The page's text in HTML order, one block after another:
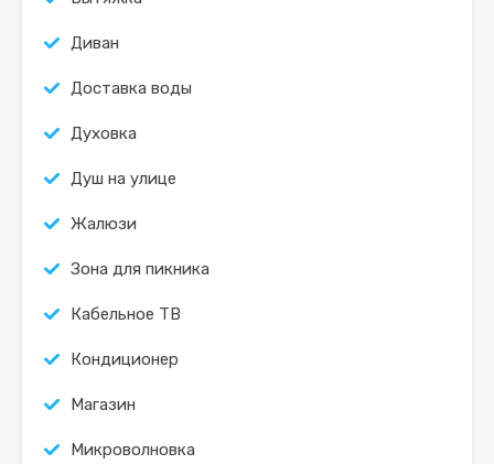
Диван
Доставка воды
Духовка
Душ на улице
Жалюзи
Зона для пикника
Кабельное ТВ
Кондиционер
Магазин
Микроволновка